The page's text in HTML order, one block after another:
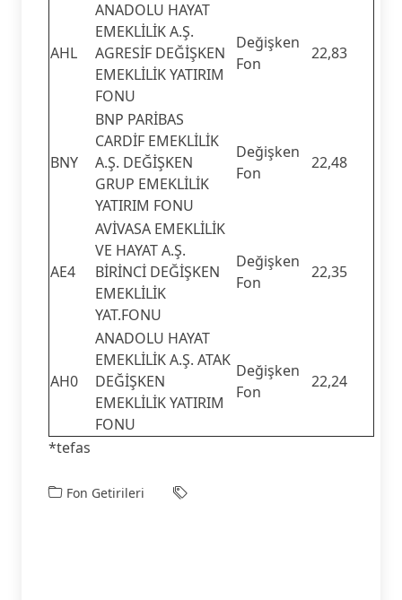
AHL
ANADOLU HAYAT
EMEKLİLİK A.Ş.
AGRESİF DEĞİŞKEN
EMEKLİLİK YATIRIM
FONU
Değişken
Fon
22,83
BNY
BNP PARİBAS
CARDİF EMEKLİLİK
A.Ş. DEĞİŞKEN
GRUP EMEKLİLİK
YATIRIM FONU
Değişken
Fon
22,48
AE4
AVİVASA EMEKLİLİK
VE HAYAT A.Ş.
BİRİNCİ DEĞİŞKEN
EMEKLİLİK
YAT.FONU
Değişken
Fon
22,35
AH0
ANADOLU HAYAT
EMEKLİLİK A.Ş. ATAK
DEĞİŞKEN
EMEKLİLİK YATIRIM
FONU
Değişken
Fon
22,24
*tefas
Fon Getirileri